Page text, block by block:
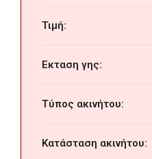
Τιμή:
Εκταση γης:
Τύπος ακινήτου:
Κατάσταση ακινήτου: